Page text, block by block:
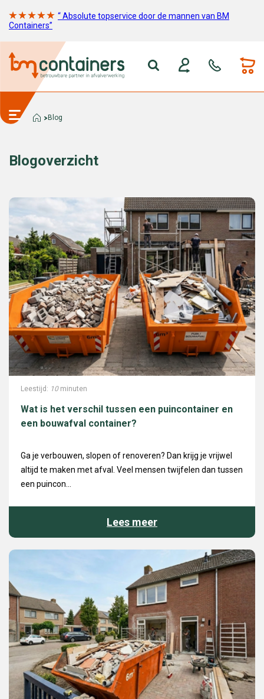
“ Absolute topservice door de mannen van BM
Containers”
Blog
Blogoverzicht
Leestijd: 10minuten
Wat is het verschil tussen een puincontainer en
een bouwafval container?
Ga je verbouwen, slopen of renoveren? Dan krijg je vrijwel
altijd te maken met afval. Veel mensen twijfelen dan tussen
een puincon...
Lees meer